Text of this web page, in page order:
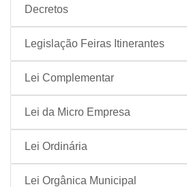
Decretos
Legislação Feiras Itinerantes
Lei Complementar
Lei da Micro Empresa
Lei Ordinária
Lei Orgânica Municipal